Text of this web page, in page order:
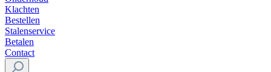
Klachten
Bestellen
Stalenservice
Betalen
Contact